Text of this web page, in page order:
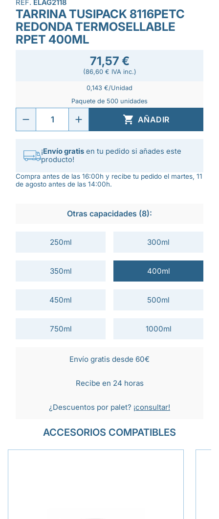
REF. ELAG2118
TARRINA TUSIPACK 8116PETC
REDONDA TERMOSELLABLE
RPET 400ML
71,57 €
(86,60 € IVA inc.)
0,143 €/Unidad
Paquete de 500 unidades
 AÑADIR
¡Envío gratis en tu pedido si añades este
producto!
Compra antes de las 16:00h y recibe tu pedido el martes, 11
de agosto antes de las 14:00h.
Otras capacidades (8):
250ml 300ml
350ml 400ml
450ml 500ml
750ml 1000ml
Envío gratis desde 60€
Recibe en 24 horas
¿Descuentos por palet? ¡consultar!
ACCESORIOS COMPATIBLES